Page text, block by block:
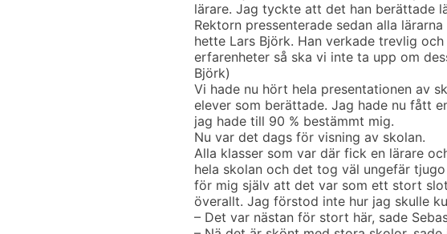
lärare. Jag tyckte att det han berättade
Rektorn pressenterade sedan alla
hette Lars Björk. Han verkade trevlig
erfarenheter så ska vi inte ta upp om
Björk)
Vi hade nu hört hela presentationen av
elever som berättade. Jag hade nu fått
jag hade till 90 % bestämmt mig.
Nu var det dags för visning av skolan.
Alla klasser som var där fick en lärare
hela skolan och det tog väl ungefär
för mig själv att det var som ett stort
överallt. Jag förstod inte hur jag skulle
– Det var nästan för stort här, sade